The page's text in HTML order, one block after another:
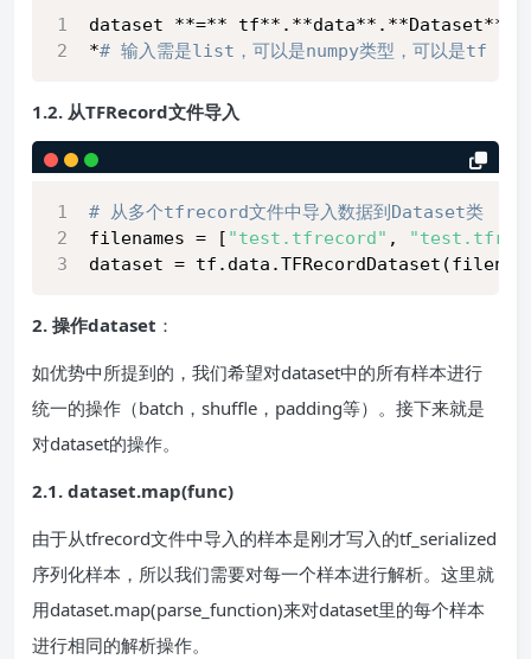
dataset **=**
*# 输入需是list，可以是numpy类型，可以是tf
1.2. 从TFRecord文件导入
# 从多个tfrecord文件中导入数据到Dataset类 （这
filenames = [ "test.tfrecord" ,
dataset =
2. 操作dataset ：
如优势中所提到的，我们希望对dataset中的所有样本进行
统一的操作（batch，shuffle，padding等）。接下来就是
对dataset的操作。
2.1. dataset.map(func)
由于从tfrecord文件中导入的样本是刚才写入的tf_serialized
序列化样本，所以我们需要对每一个样本进行解析。这里就
用dataset.map(parse_function)来对dataset里的每个样本
进行相同的解析操作。